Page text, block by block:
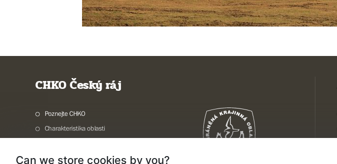
CHKO Český ráj
Poznejte CHKO
Charakteristika oblasti
Potřebuji vyřídit
Can we store cookies by you?